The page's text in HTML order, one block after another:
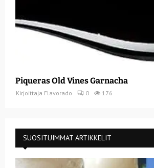
Piqueras Old Vines Garnacha
Kirjoittaja Flavorado 0 176
SUOSITUIMMAT ARTIKKELIT